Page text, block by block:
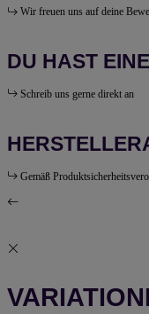
Wir freuen uns auf deine
DU HAST
Schreib uns gerne direkt an
Gemäß